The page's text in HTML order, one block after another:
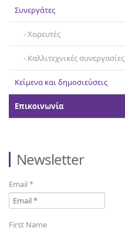
Συνεργάτες
Χορευτές
Καλλιτεχνικές συνεργασίες
Κείμενα και δημοσιεύσεις
Επικοινωνία
Newsletter
Email*
First Name